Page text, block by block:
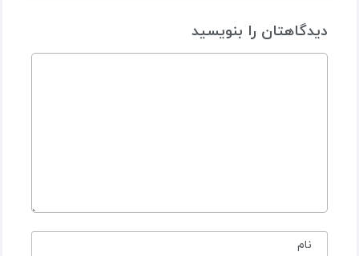
دیدگاهتان را بنویسید
نام